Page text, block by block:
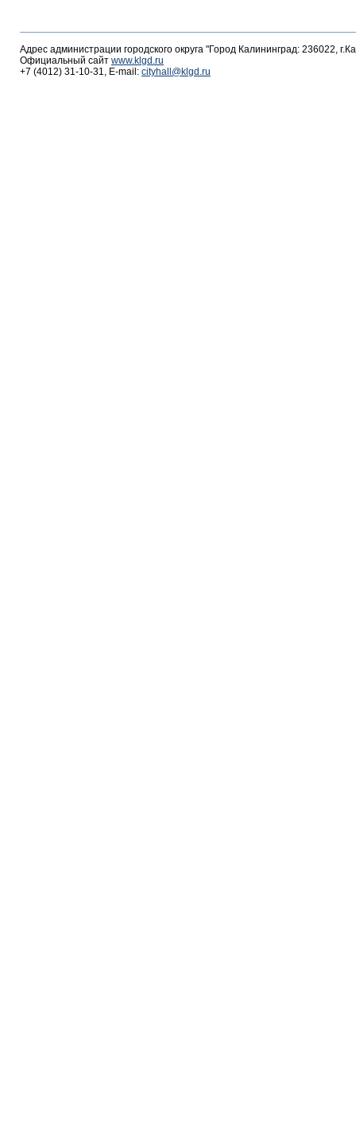
Адрес администрации городского округа "Город Калининград: 236022,
Официальный сайт www.klgd.ru
+7 (4012) 31-10-31, E-mail: cityhall@klgd.ru